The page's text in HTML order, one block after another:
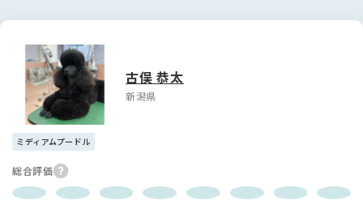
古俣 恭太
新潟県
ミディアムプードル
総合評価